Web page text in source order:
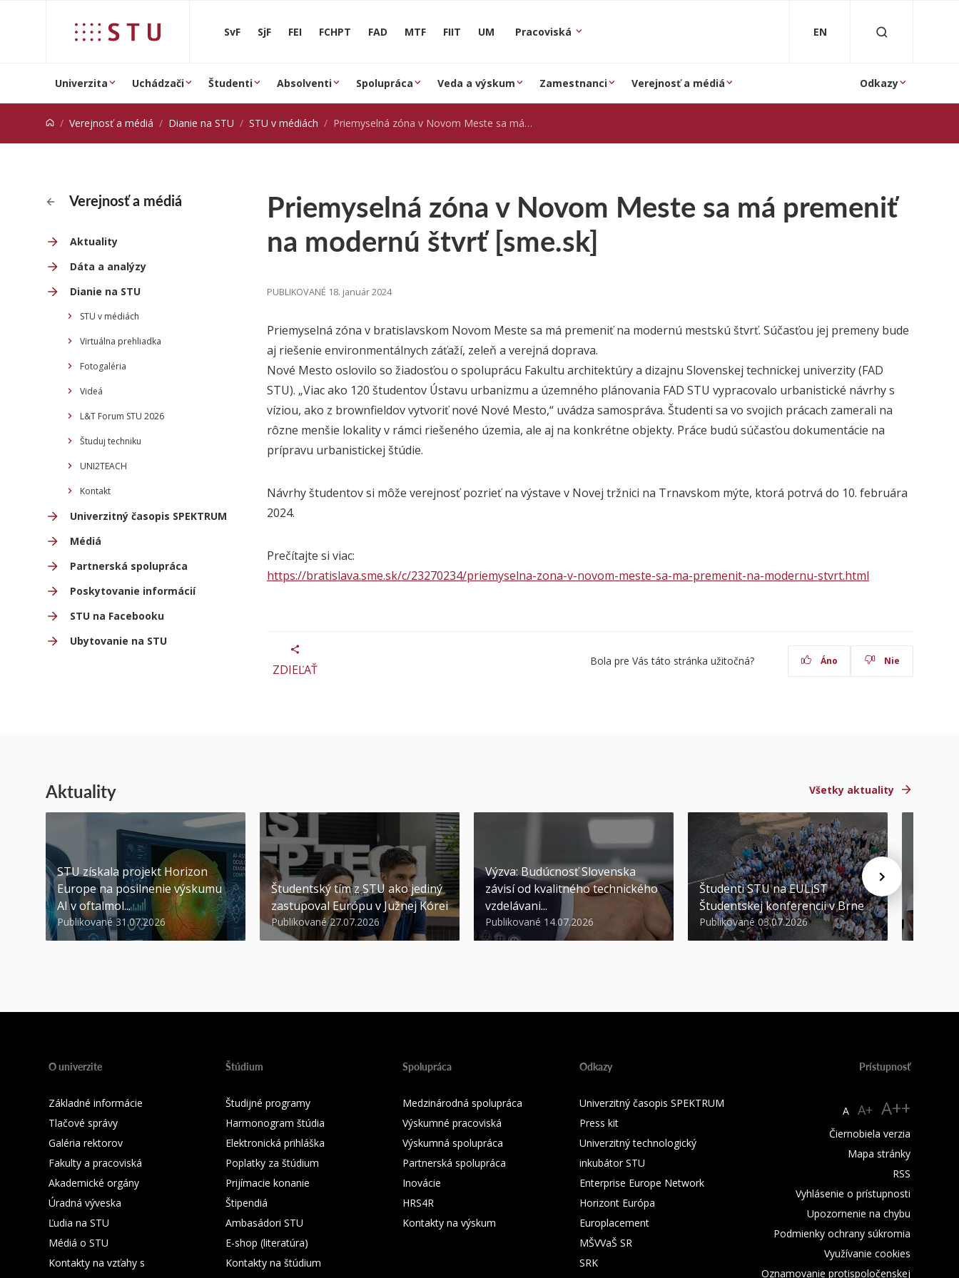
SvF SjF FEI FCHPT FAD MTF FIIT UM Pracoviská EN
Univerzita Uchádzači Študenti Absolventi Spolupráca Veda a výskum Zamestnanci Verejnosť a médiá Odkazy
Verejnosť a médiá Dianie na STU STU v médiách Priemyselná zóna v Novom Meste sa má premeniť na modernú štvrť [sme.sk]
Verejnosť a médiá
Aktuality
Dáta a analýzy
Dianie na STU
STU v médiách
Virtuálna prehliadka
Fotogaléria
Videá
L&T Forum STU 2026
Študuj techniku
UNI2TEACH
Kontakt
Univerzitný časopis SPEKTRUM
Médiá
Partnerská spolupráca
Poskytovanie informácií
STU na Facebooku
Ubytovanie na STU
Priemyselná zóna v Novom Meste sa má premeniť
na modernú štvrť [sme.sk]
PUBLIKOVANÉ 18. január 2024
Priemyselná zóna v bratislavskom Novom Meste sa má premeniť na modernú mestskú štvrť. Súčasťou jej premeny bude
aj riešenie environmentálnych záťaží, zeleň a verejná doprava.
Nové Mesto oslovilo so žiadosťou o spoluprácu Fakultu architektúrya dizajnu Slovenskej technickej univerzity(FAD
STU). „Viac ako 120 študentov Ústavu urbanizmu a územného plánovania FAD STU vypracovalo urbanistické návrhy s
víziou, ako z brownfieldov vytvoriť nové Nové Mesto,“ uvádza samospráva. Študenti sa vo svojich prácach zamerali na
rôzne menšie lokality v rámci riešeného územia, ale aj na konkrétne objekty. Práce budú súčasťou dokumentácie na
prípravu urbanistickej štúdie.
Návrhy študentov si môže verejnosť pozrieť na výstave v Novej tržnici na Trnavskom mýte, ktorá potrvá do 10. februára
2024.
Prečítajte si viac:
https://bratislava.sme.sk/c/23270234/priemyselna-zona-v-novom-meste-sa-ma-premenit-na-modernu-stvrt.html
ZDIEĽAŤ
Bola pre Vás táto stránka užitočná? Áno Nie
Aktuality Všetky aktuality
STU získala projekt Horizon
Europe na posilnenie výskumu
AI v oftalmol...
Publikované 31.07.2026
Študentský tím z STU ako jediný
zastupoval Európu v Južnej Kórei
Publikované 27.07.2026
Výzva: Budúcnosť Slovenska
závisí od kvalitného technického
vzdelávani...
Publikované 14.07.2026
Študenti STU na EULiST
Študentskej konferencii v Brne
Publikované 03.07.2026
O univerzite
Základné informácie
Tlačové správy
Galéria rektorov
Fakulty a pracoviská
Akademické orgány
Úradná výveska
Ľudia na STU
Médiá o STU
Kontakty na vzťahy s
Štúdium
Študijné programy
Harmonogram štúdia
Elektronická prihláška
Poplatky za štúdium
Prijímacie konanie
Štipendiá
Ambasádori STU
E-shop (literatúra)
Kontakty na štúdium
Spolupráca
Medzinárodná spolupráca
Výskumné pracoviská
Výskumná spolupráca
Partnerská spolupráca
Inovácie
HRS4R
Kontakty na výskum
Odkazy
Univerzitný časopis SPEKTRUM
Press kit
Univerzitný technologický
inkubátor STU
Enterprise Europe Network
Horizont Európa
Europlacement
MŠVVaŠ SR
SRK
Prístupnosť
A A+ A++
Čiernobiela verzia
Mapa stránky
RSS
Vyhlásenie o prístupnosti
Upozornenie na chybu
Podmienky ochrany súkromia
Využívanie cookies
Oznamovanie protispoločenskej